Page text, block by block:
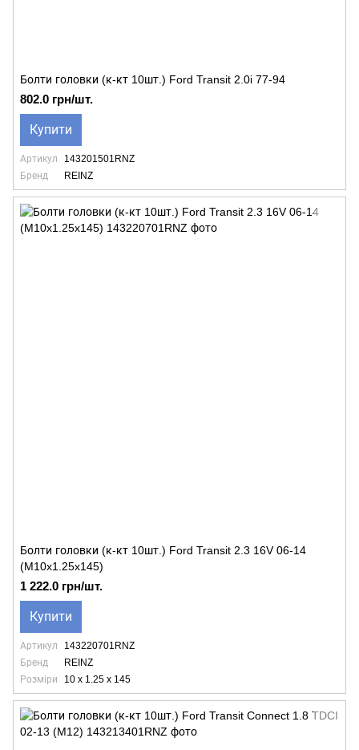
Болти головки (к-кт 10шт.) Ford Transit 2.0i 77-94
802.0 грн/шт.
Купити
Артикул
143201501RNZ
Бренд
REINZ
Болти головки (к-кт 10шт.) Ford Transit 2.3 16V 06-14
(M10x1.25x145)
1 222.0 грн/шт.
Купити
Артикул
143220701RNZ
Бренд
REINZ
Розміри
10 x 1.25 x 145